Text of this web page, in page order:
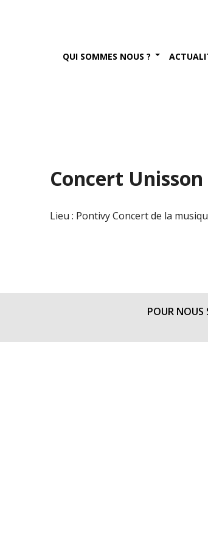
QUI SOMMES NOUS ?
Concert
Lieu : Pontivy Concert de la
POUR NOUS